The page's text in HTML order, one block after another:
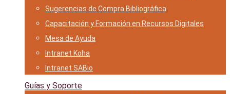
Sugerencias de Compra Bibliográfica
Capacitación y Formación en Recursos Digitales
Mesa de Ayuda
Intranet Koha
Intranet SABio
Guías y Soporte